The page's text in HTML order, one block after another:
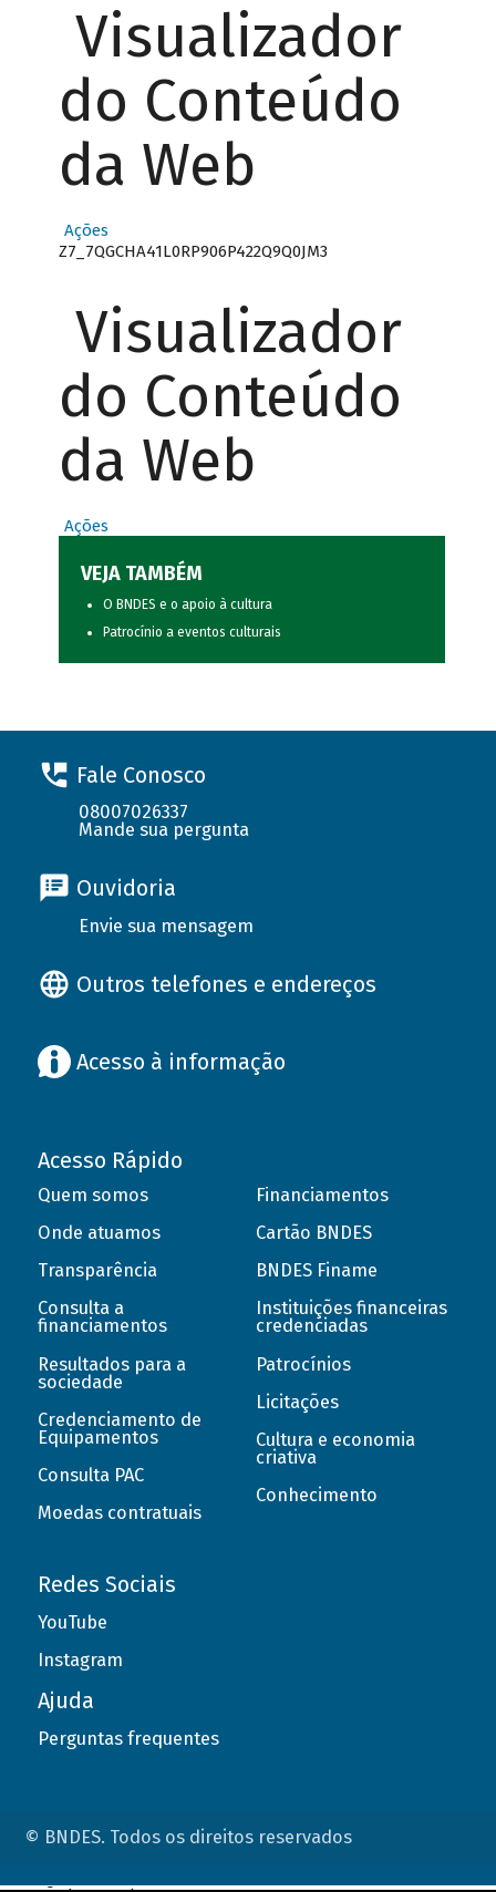
Visualizador
do Conteúdo
da Web
Ações
Z7_7QGCHA41L0RP906P422Q9Q0JM3
Visualizador
do Conteúdo
da Web
Ações
VEJA TAMBÉM
O BNDES e o apoio à cultura
Patrocínio a eventos culturais
Fale Conosco
08007026337
Mande sua pergunta
Ouvidoria
Envie sua mensagem
Outros telefones e endereços
Acesso à informação
Acesso Rápido
Quem somos
Onde atuamos
Transparência
Consulta a
financiamentos
Resultados para a
sociedade
Credenciamento de
Equipamentos
Consulta PAC
Moedas contratuais
Financiamentos
Cartão BNDES
BNDES Finame
Instituições financeiras
credenciadas
Patrocínios
Licitações
Cultura e economia
criativa
Conhecimento
Redes Sociais
YouTube
Instagram
Ajuda
Perguntas frequentes
© BNDES. Todos os direitos reservados